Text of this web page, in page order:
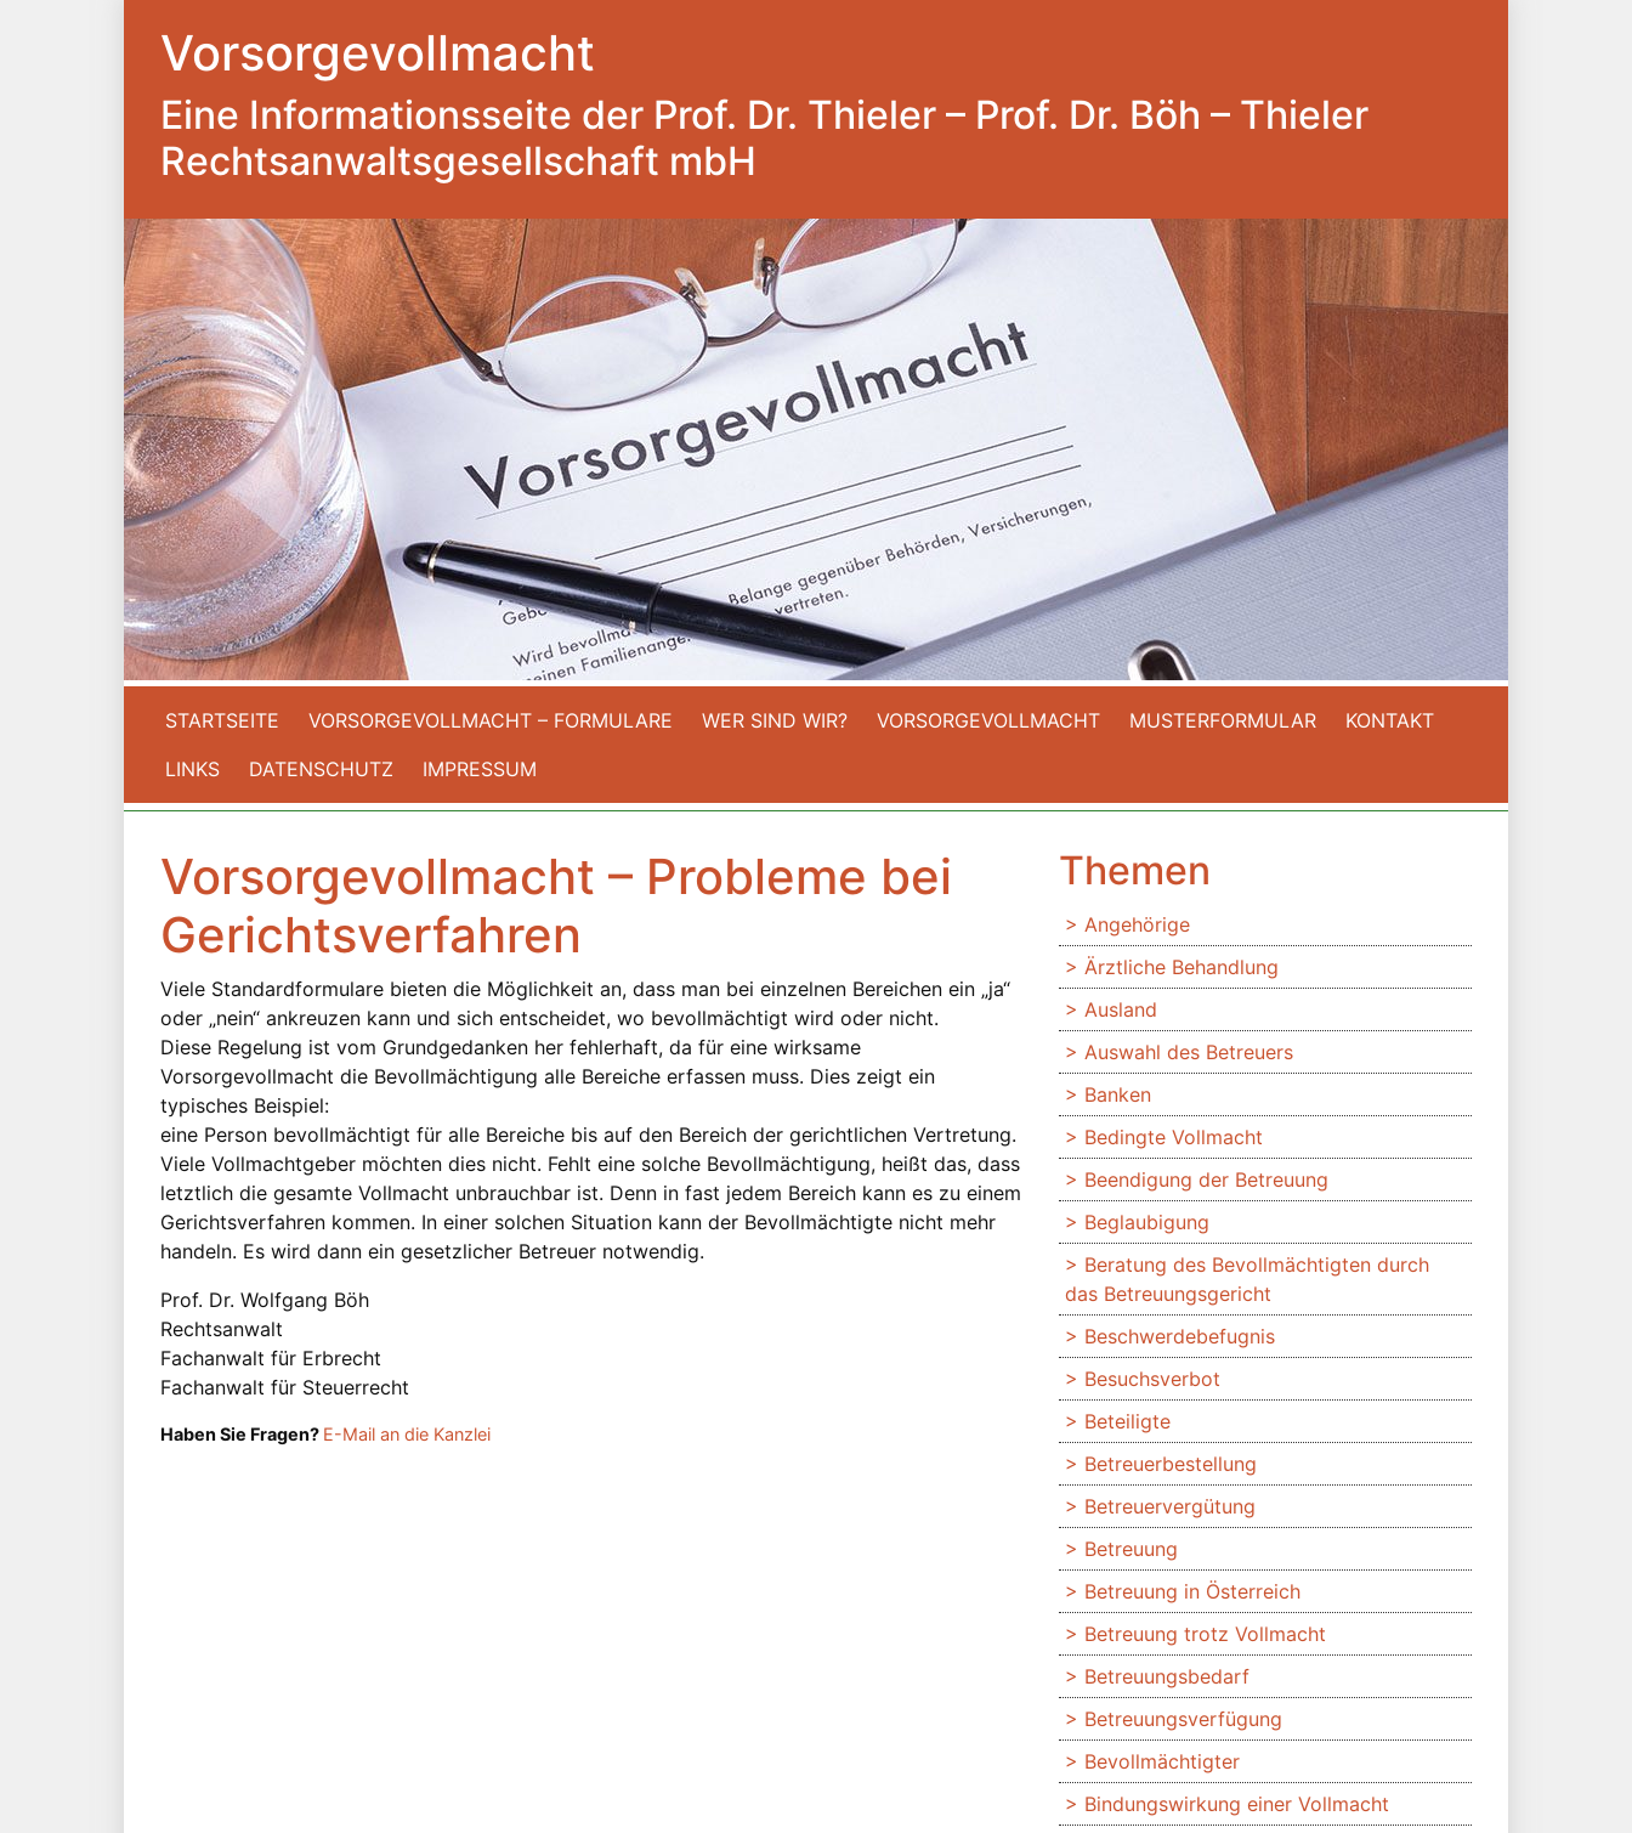
Vorsorgevollmacht
Eine Informationsseite der Prof. Dr. Thieler – Prof. Dr. Böh – Thieler
Rechtsanwaltsgesellschaft mbH
STARTSEITE VORSORGEVOLLMACHT – FORMULARE WER SIND WIR? VORSORGEVOLLMACHT MUSTERFORMULAR
KONTAKT
LINKS
DATENSCHUTZ IMPRESSUM
Vorsorgevollmacht – Probleme bei
Gerichtsverfahren
Viele Standardformulare bieten die Möglichkeit an, dass man bei einzelnen Bereichen ein „ja“
oder „nein“ ankreuzen kann und sich entscheidet, wo bevollmächtigt wird oder nicht.
Diese Regelung ist vom Grundgedanken her fehlerhaft, da für eine wirksame
Vorsorgevollmacht die Bevollmächtigung alle Bereiche erfassen muss. Dies zeigt ein
typisches Beispiel:
eine Person bevollmächtigt für alle Bereiche bis auf den Bereich der gerichtlichen Vertretung.
Viele Vollmachtgeber möchten dies nicht. Fehlt eine solche Bevollmächtigung, heißt das, dass
letztlich die gesamte Vollmacht unbrauchbar ist. Denn in fast jedem Bereich kann es zu einem
Gerichtsverfahren kommen. In einer solchen Situation kann der Bevollmächtigte nicht mehr
handeln. Es wird dann ein gesetzlicher Betreuer notwendig.
Prof. Dr. Wolfgang Böh
Rechtsanwalt
Fachanwalt für Erbrecht
Fachanwalt für Steuerrecht
Haben Sie Fragen? E-Mail an die Kanzlei
Themen
Angehörige
Ärztliche Behandlung
Ausland
Auswahl des Betreuers
Banken
Bedingte Vollmacht
Beendigung der Betreuung
Beglaubigung
Beratung des Bevollmächtigten durch
das Betreuungsgericht
Beschwerdebefugnis
Besuchsverbot
Beteiligte
Betreuerbestellung
Betreuervergütung
Betreuung
Betreuung in Österreich
Betreuung trotz Vollmacht
Betreuungsbedarf
Betreuungsverfügung
Bevollmächtigter
Bindungswirkung einer Vollmacht